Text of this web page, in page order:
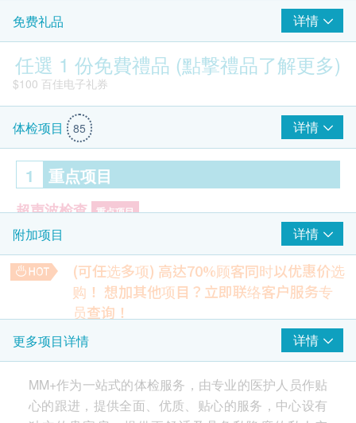
免费礼品 详情
任選 1 份免費禮品 (點撃禮品了解更多)
$100 百佳电子礼券
$300 hutchgo.com 旅遊礼券
体检项目 85 详情
1 重点项目
超声波检查 重点项目
上腹部 (肝胆脾胰肾)
癌症指标 重点项目
癌胚抗原 (肠癌)
癌抗原125 (卵巢癌)
鼻咽癌风险评估 重点项目
病毒抗体检验 EBV
附加项目 详情
(可任选多项) 高达70%顾客同时以优惠价选
购！ 想加其他项目？立即联络客户服务专
员查询！
4合1心血管疾病伸延检查
检查能反映患多种心血管疾病的可能性、预测中风危险及血凝
固问题
64% off
HK$600.0 HK$1,670
更多项目详情 详情
MM+作为一站式的体检服务，由专业的医护人员作贴
心的跟进，提供全面、优质、贴心的服务，中心设有